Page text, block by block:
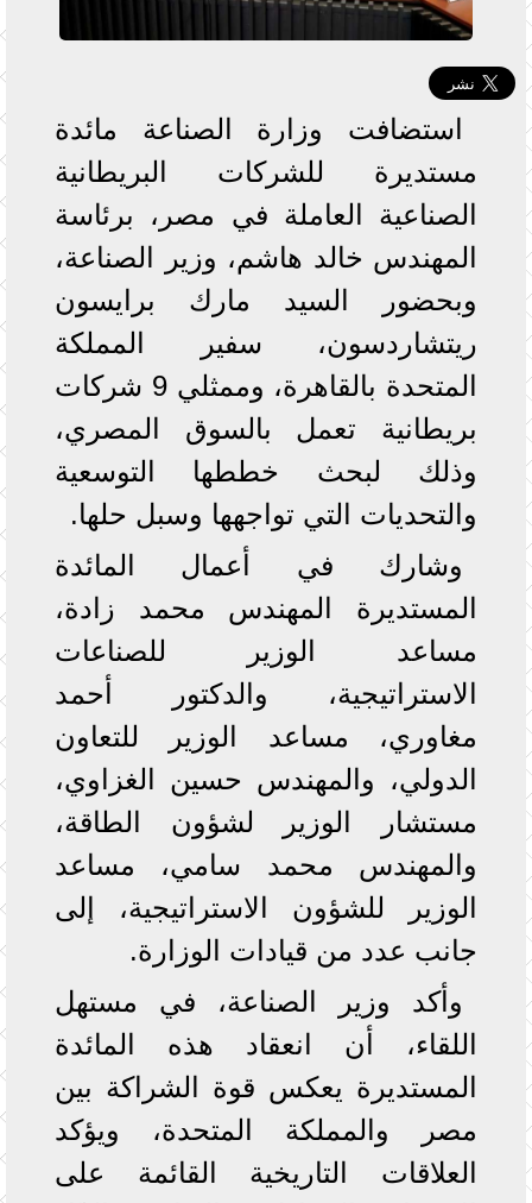
استضافت وزارة الصناعة مائدة
مستديرة للشركات البريطانية
الصناعية العاملة في مصر، برئاسة
المهندس خالد هاشم، وزير الصناعة،
وبحضور السيد مارك برايسون
ريتشاردسون، سفير المملكة
المتحدة بالقاهرة، وممثلي 9 شركات
بريطانية تعمل بالسوق المصري،
وذلك لبحث خططها التوسعية
والتحديات التي تواجهها وسبل حلها.
وشارك في أعمال المائدة
المستديرة المهندس محمد زادة،
مساعد الوزير للصناعات
الاستراتيجية، والدكتور أحمد
مغاوري، مساعد الوزير للتعاون
الدولي، والمهندس حسين الغزاوي،
مستشار الوزير لشؤون الطاقة،
والمهندس محمد سامي، مساعد
الوزير للشؤون الاستراتيجية، إلى
جانب عدد من قيادات الوزارة.
وأكد وزير الصناعة، في مستهل
اللقاء، أن انعقاد هذه المائدة
المستديرة يعكس قوة الشراكة بين
مصر والمملكة المتحدة، ويؤكد
العلاقات التاريخية القائمة على